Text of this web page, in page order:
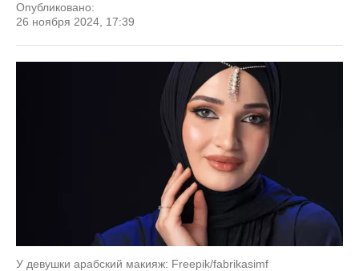
Опубликовано:
26 ноября 2024, 17:39
У девушки арабский макияж: Freepik/fabrikasimf